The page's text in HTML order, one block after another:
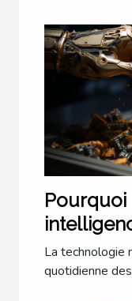
la
La technologie
quotidienne